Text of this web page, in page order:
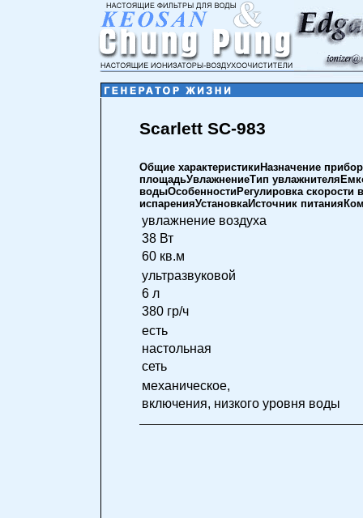
Scarlett SC-983
Общие характеристикиНазначение
площадьУвлажнениеТип
водыОсобенностиРегулировка скорости
испаренияУстановкаИсточник
увлажнение воздуха
38 Вт
60 кв.м
ультразвуковой
6 л
380 гр/ч
есть
настольная
сеть
механическое,
включения, низкого уровня воды